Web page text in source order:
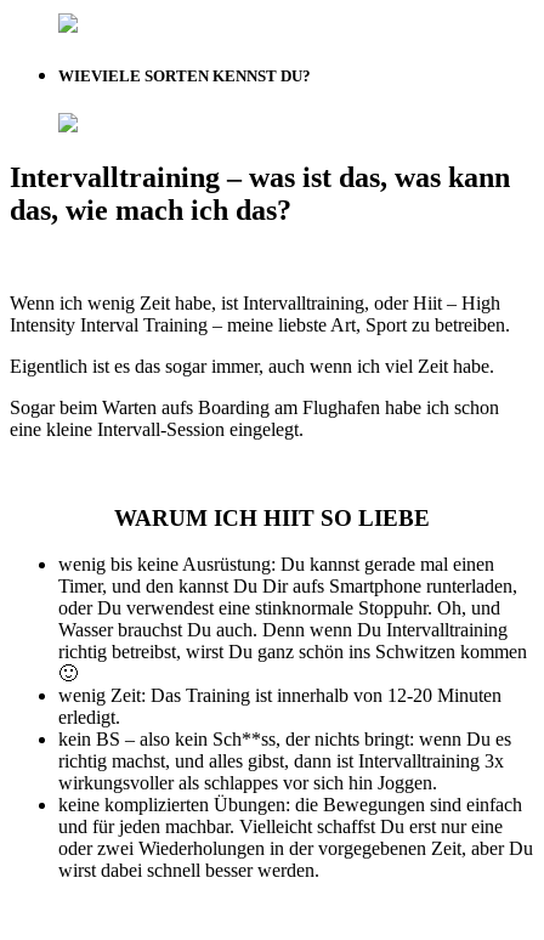
WIEVIELE SORTEN KENNST DU?
Intervalltraining – was ist das, was kann
das, wie mach ich das?
Wenn ich wenig Zeit habe, ist Intervalltraining, oder Hiit – High
Intensity Interval Training – meine liebste Art, Sport zu betreiben.
Eigentlich ist es das sogar immer, auch wenn ich viel Zeit habe.
Sogar beim Warten aufs Boarding am Flughafen habe ich schon
eine kleine Intervall-Session eingelegt.
WARUM ICH HIIT SO LIEBE
wenig bis keine Ausrüstung: Du kannst gerade mal einen
Timer, und den kannst Du Dir aufs Smartphone runterladen,
oder Du verwendest eine stinknormale Stoppuhr. Oh, und
Wasser brauchst Du auch. Denn wenn Du Intervalltraining
richtig betreibst, wirst Du ganz schön ins Schwitzen kommen
🙂
wenig Zeit: Das Training ist innerhalb von 12-20 Minuten
erledigt.
kein BS – also kein Sch**ss, der nichts bringt: wenn Du es
richtig machst, und alles gibst, dann ist Intervalltraining 3x
wirkungsvoller als schlappes vor sich hin Joggen.
keine komplizierten Übungen: die Bewegungen sind einfach
und für jeden machbar. Vielleicht schaffst Du erst nur eine
oder zwei Wiederholungen in der vorgegebenen Zeit, aber Du
wirst dabei schnell besser werden.